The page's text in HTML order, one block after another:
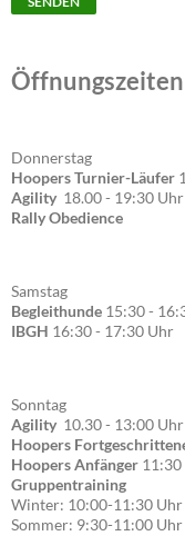
Öffnungszeiten
Donnerstag
Hoopers Turnier-Läufer
Agility 18.00 - 19:30 Uhr
Rally Obedience
Samstag
Begleithunde 15:30 -
IBGH 16:30 - 17:30 Uhr
Sonntag
Agility 10.30 - 13:00 Uhr
Hoopers
Hoopers Anfänger
Gruppentraining
Winter: 10:00-11:30 Uhr
Sommer: 9:30-11:00 Uhr